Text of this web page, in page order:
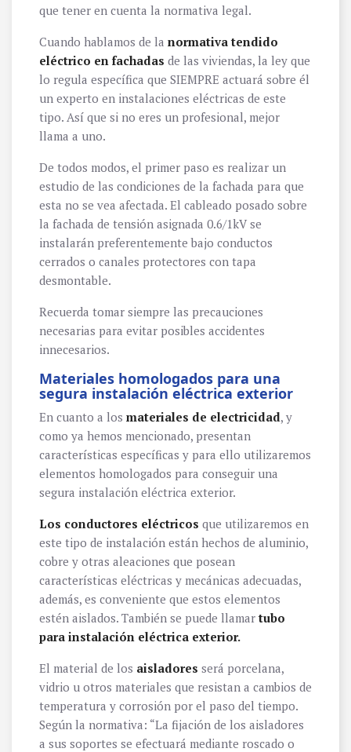
que tener en cuenta la normativa legal.
Cuando hablamos de la normativa tendido
eléctrico en fachadas de las viviendas, la ley que
lo regula específica que SIEMPRE actuará sobre él
un experto en instalaciones eléctricas de este
tipo. Así que si no eres un profesional, mejor
llama a uno.
De todos modos, el primer paso es realizar un
estudio de las condiciones de la fachada para que
esta no se vea afectada. El cableado posado sobre
la fachada de tensión asignada 0.6/1kV se
instalarán preferentemente bajo conductos
cerrados o canales protectores con tapa
desmontable.
Recuerda tomar siempre las precauciones
necesarias para evitar posibles accidentes
innecesarios.
Materiales homologados para una
segura instalación eléctrica exterior
En cuanto a los materiales de electricidad, y
como ya hemos mencionado, presentan
características específicas y para ello utilizaremos
elementos homologados para conseguir una
segura instalación eléctrica exterior.
Los conductores eléctricos que utilizaremos en
este tipo de instalación están hechos de aluminio,
cobre y otras aleaciones que posean
características eléctricas y mecánicas adecuadas,
además, es conveniente que estos elementos
estén aislados. También se puede llamartubo
para instalación eléctrica exterior.
El material de los aisladores será porcelana,
vidrio u otros materiales que resistan a cambios de
temperatura y corrosión por el paso del tiempo.
Según la normativa: “La fijación de los aisladores
a sus soportes se efectuará mediante roscado o